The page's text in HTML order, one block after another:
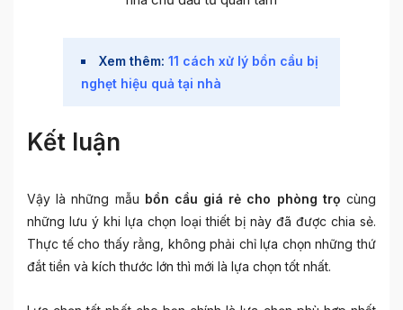
Xem thêm: 11 cách xử lý bồn cầu bị
nghẹt hiệu quả tại nhà
Kết luận
Vậy là những mẫu bồn cầu giá rẻ cho phòng trọcùng
những lưu ý khi lựa chọn loại thiết bị này đã được chia sẻ.
Thực tế cho thấy rằng, không phải chỉ lựa chọn những thứ
đắt tiền và kích thước lớn thì mới là lựa chọn tốt nhất.